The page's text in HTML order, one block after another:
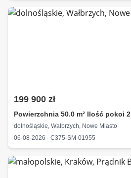
199 900 zł
Powierzchnia 50.0 m² Ilość pokoi 2
dolnośląskie, Wałbrzych, Nowe Miasto
06-08-2026 · C375-SM-01955